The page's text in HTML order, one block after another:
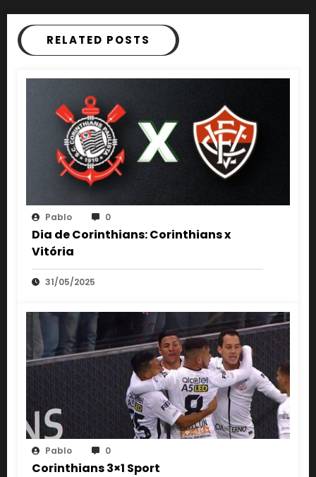
RELATED POSTS
Pablo 0
Dia de Corinthians: Corinthians x
Vitória
31/05/2025
Pablo 0
Corinthians 3×1 Sport